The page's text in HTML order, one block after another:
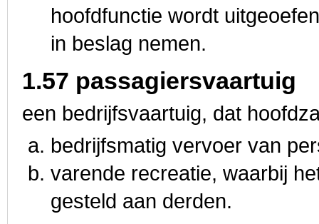
hoofdfunctie wordt
in beslag nemen.
1.57 passagiersvaartuig
een bedrijfsvaartuig, dat
bedrijfsmatig vervoer van
varende recreatie, waarbij
gesteld aan derden.